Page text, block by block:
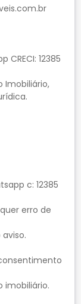
CRECI: 12385
Imobiliário,
c: 12385
erro de
imobiliário.